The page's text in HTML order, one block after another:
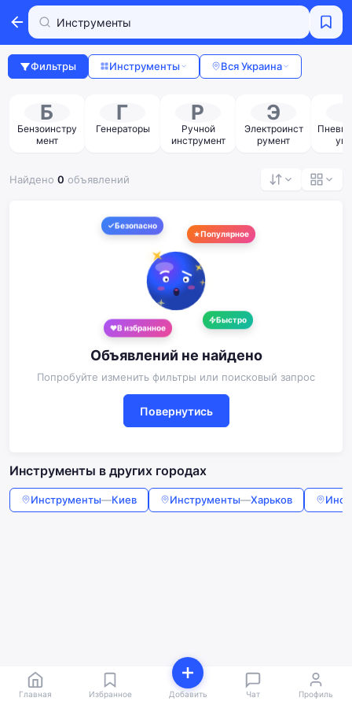
Фильтры Инструменты Вся Украина
Б
Бензоинстру
мент
Г
Генераторы
Р
Ручной
инструмент
Э
Электроинст
румент
Найдено 0 объявлений
Безопасно
Популярное
Быстро
В избранное
Объявлений не найдено
Попробуйте изменить фильтры или поисковый запрос
Повернутись
Инструменты в других городах
Инструменты—Киев Инструменты—Харьков
Главная Избранное Добавить Чат Профиль